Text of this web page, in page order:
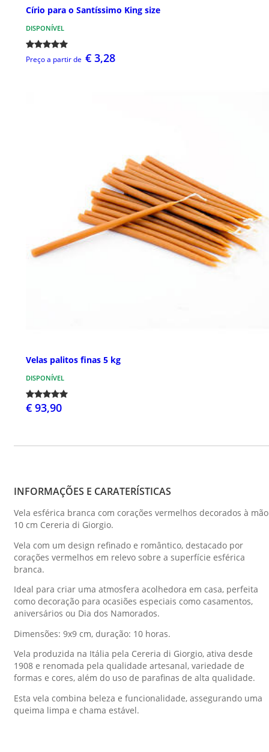
Círio para o Santíssimo King size
DISPONÍVEL
Preço a partir de € 3,28
Velas palitos finas 5 kg
DISPONÍVEL
€ 93,90
INFORMAÇÕES E CARATERÍSTICAS
Vela esférica branca com corações vermelhos decorados à mão
10 cm Cereria di Giorgio.
Vela com um design refinado e romântico, destacado por
corações vermelhos em relevo sobre a superfície esférica
branca.
Ideal para criar uma atmosfera acolhedora em casa, perfeita
como decoração para ocasiões especiais como casamentos,
aniversários ou Dia dos Namorados.
Dimensões: 9x9 cm, duração: 10 horas.
Vela produzida na Itália pela Cereria di Giorgio, ativa desde
1908 e renomada pela qualidade artesanal, variedade de
formas e cores, além do uso de parafinas de alta qualidade.
Esta vela combina beleza e funcionalidade, assegurando uma
queima limpa e chama estável.